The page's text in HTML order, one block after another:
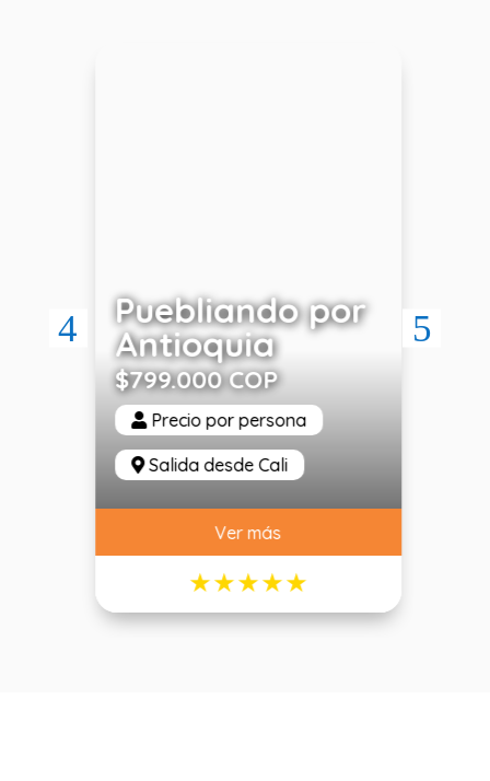
Puebliando por
Antioquia
$799.000 COP
Precio por persona
Salida desde Cali
Ver más